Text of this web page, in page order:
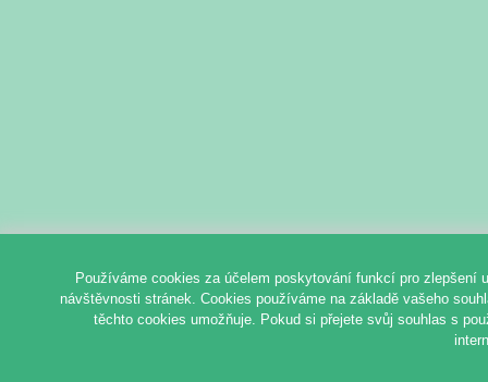
Používáme cookies za účelem poskytování funkcí pro zlepšení
návštěvnosti stránek. Cookies používáme na základě vašeho
těchto cookies umožňuje. Pokud si přejete svůj souhlas s